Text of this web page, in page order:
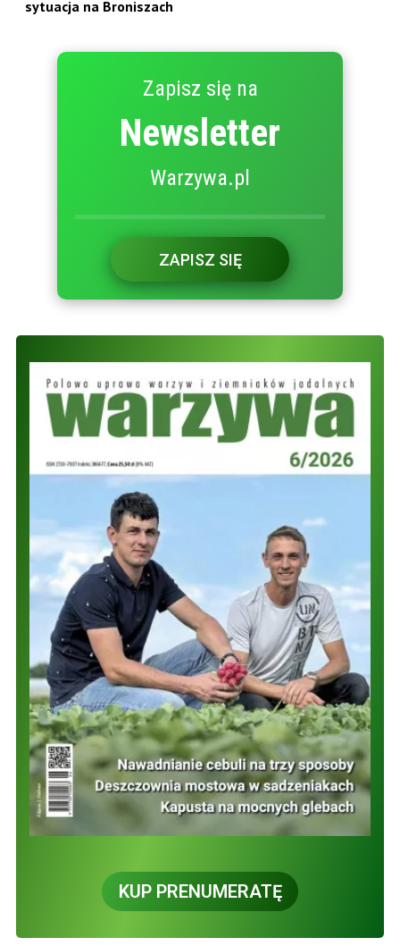
sytuacja na Broniszach
Zapisz się na
Newsletter
Warzywa.pl
ZAPISZ SIĘ
KUP PRENUMERATĘ